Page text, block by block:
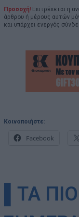
Προσοχή! Επιτρέπεται η
άρθρου ή μέρους αυτών
και υπάρχει ενεργός
Κοινοποιήστε:
Facebook
▌ΤΑ